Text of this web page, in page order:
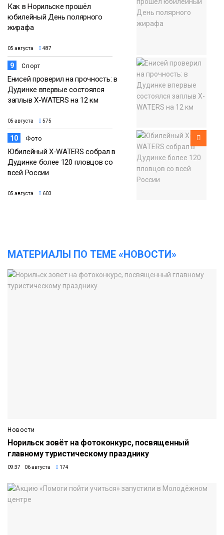
Как в Норильске прошёл
юбилейный День полярного
жирафа
05 августа 487
9 Спорт
Енисей проверил на прочность: в
Дудинке впервые состоялся
заплыв X-WATERS на 12 км
05 августа 575
10 Фото
Юбилейный X-WATERS собрал в
Дудинке более 120 пловцов со
всей России
05 августа 603
МАТЕРИАЛЫ ПО ТЕМЕ «НОВОСТИ»
Новости
Норильск зовёт на фотоконкурс, посвященный
главному туристическому празднику
09:37 06 августа 174